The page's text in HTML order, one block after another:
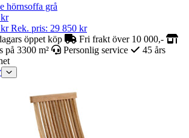
hörnsoffa grå
kr
kr Rek. pris: 29 850 kr
öppet köp
Fri frakt över 10 000,-
på 3300 m²
Personlig service
45 års